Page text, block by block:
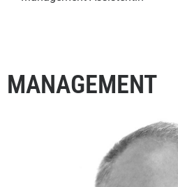
MANAGEMENT